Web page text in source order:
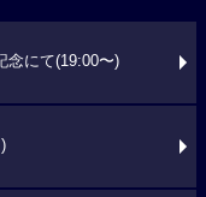
念にて(19:00〜)